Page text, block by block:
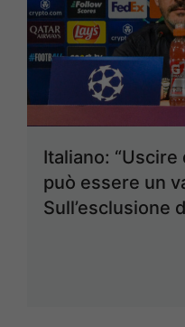
Italiano:
può essere un
Sull’esclusione